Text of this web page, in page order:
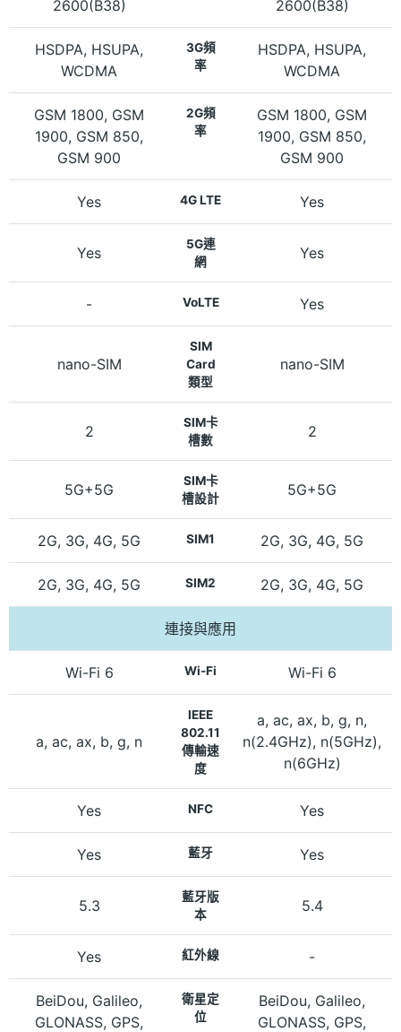
2600(B38) 2600(B38)
HSDPA, HSUPA,
WCDMA
3G頻
率
HSDPA, HSUPA,
WCDMA
GSM 1800, GSM
1900, GSM 850,
GSM 900
2G頻
率
GSM 1800, GSM
1900, GSM 850,
GSM 900
Yes 4G LTE Yes
Yes
5G連
網
Yes
- VoLTE Yes
nano-SIM
SIM
Card
類型
nano-SIM
2
SIM卡
槽數
2
5G+5G
SIM卡
槽設計
5G+5G
2G, 3G, 4G, 5G SIM1 2G, 3G, 4G, 5G
2G, 3G, 4G, 5G SIM2 2G, 3G, 4G, 5G
連接與應用
Wi-Fi 6 Wi-Fi Wi-Fi 6
a, ac, ax, b, g, n
IEEE
802.11
傳輸速
度
a, ac, ax, b, g, n,
n(2.4GHz), n(5GHz),
n(6GHz)
Yes NFC Yes
Yes 藍牙 Yes
5.3
藍牙版
本
5.4
Yes 紅外線 -
BeiDou, Galileo,
GLONASS, GPS,
衛星定
位
BeiDou, Galileo,
GLONASS, GPS,